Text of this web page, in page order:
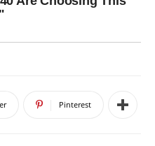
Pinterest